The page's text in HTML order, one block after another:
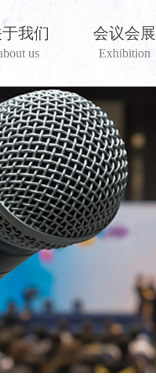
我们
us
会议会展
Exhibition